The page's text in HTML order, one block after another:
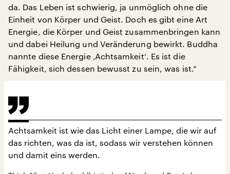
da. Das Leben ist schwierig, ja unmöglich ohne die
Einheit von Körper und Geist. Doch es gibt eine Art
Energie, die Körper und Geist zusammenbringen kann
und dabei Heilung und Veränderung bewirkt. Buddha
nannte diese Energie ‚Achtsamkeit‘. Es ist die
Fähigkeit, sich dessen bewusst zu sein, was ist.“
Achtsamkeit ist wie das Licht einer Lampe, die wir auf
das richten, was da ist, sodass wir verstehen können
und damit eins werden.